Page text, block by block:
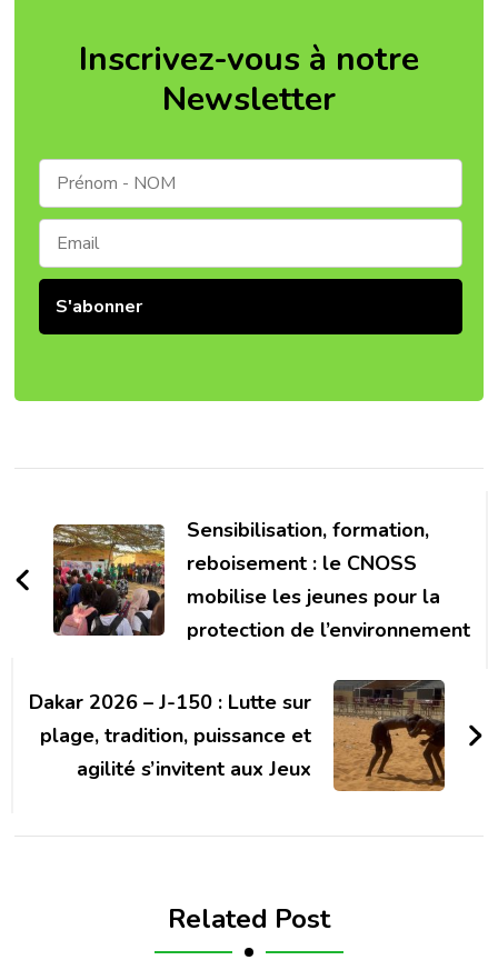
Inscrivez-vous à notre
Newsletter
NavigationSensibilisation, formation,
reboisement : le CNOSS
mobilise les jeunes pour la
protection de l’environnement
Dakar 2026 – J-150 : Lutte sur
plage, tradition, puissance et
agilité s’invitent aux Jeux
Related Post